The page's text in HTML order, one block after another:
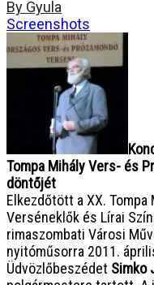
By Gyula
Screenshots
Tompa Mihály Vers- és
döntőjét
Elkezdőtött a XX.
Verséneklők és Lírai
rimaszombati Városi
nyitóműsorra 2011.
Üdvözlőbeszédet Simko